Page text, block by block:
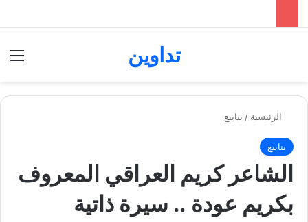
تداوين
الرئيسية / ينابيع
ينابيع
الشاعر كريم العراقي المعروف
بكريم عودة .. سيرة ذاتية